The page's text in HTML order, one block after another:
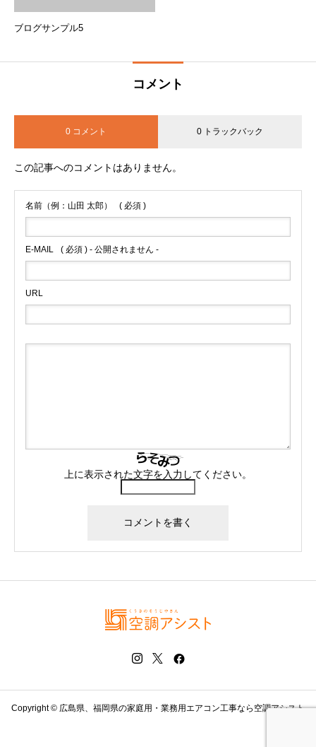
ブログサンプル5
コメント
0 コメント 0 トラックバック
この記事へのコメントはありません。
名前（例：山田 太郎） ( 必須 )
E-MAIL ( 必須 ) - 公開されません -
URL
上に表示された文字を入力してください。
Copyright © 広島県、福岡県の家庭用・業務用エアコン工事なら空調アシスト